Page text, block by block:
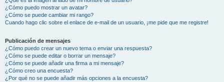
¿Cómo puedo mostrar un avatar?
¿Cómo se puede cambiar mi rango?
Cuando hago clic sobre el enlace de e-mail de un usuario, ¡me pide que me registre!
Publicación de mensajes
¿Cómo puedo crear un nuevo tema o enviar una respuesta?
¿Cómo se puede editar o borrar un mensaje?
¿Cómo se puede añadir una firma a mi mensaje?
¿Cómo creo una encuesta?
¿Por qué no se puede añadir más opciones a la encuesta?